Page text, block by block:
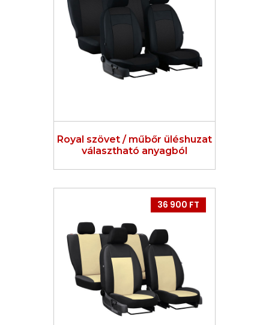
Royal szövet / műbőr üléshuzat
választható anyagból
36 900 FT